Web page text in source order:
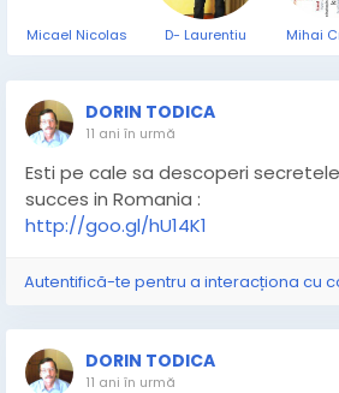
Micael Nicolas D- Laurentiu Mihai
DORIN TODICA
11 ani în urmă
Esti pe cale sa descoperi
succes in Romania :
http://goo.gl/hU14K1
Autentifică-te pentru a interacționa cu
DORIN TODICA
11 ani în urmă